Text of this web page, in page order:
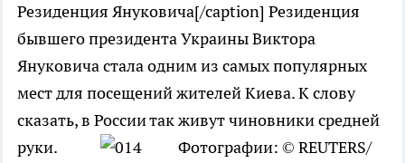
Резиденция Януковича[/caption] Резиденция
бывшего президента Украины Виктора
Януковича стала одним из самых популярных
мест для посещений жителей Киева. К слову
сказать, в России так живут чиновники средней
руки.
Фотографии: © REUTERS/